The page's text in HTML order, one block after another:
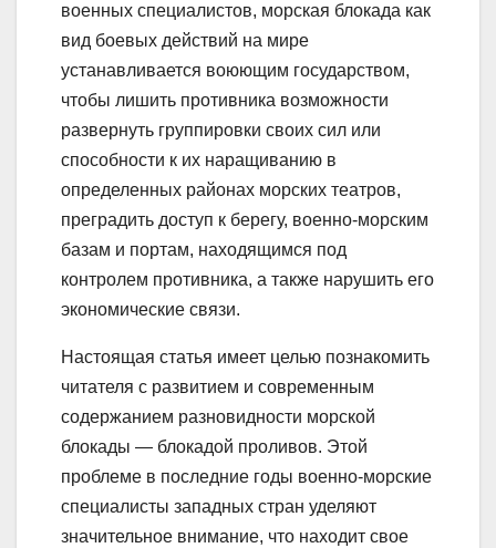
военных специалистов, морская блокада как
вид боевых действий на мире
устанавливается воюющим государством,
чтобы лишить противника возможности
развернуть группировки своих сил или
способности к их наращиванию в
определенных районах морских театров,
преградить доступ к берегу, военно-морским
базам и портам, находящимся под
контролем противника, а также нарушить его
экономические связи.
Настоящая статья имеет целью познакомить
читателя с развитием и современным
содержанием разновидности морской
блокады — блокадой проливов. Этой
проблеме в последние годы военно-морские
специалисты западных стран уделяют
значительное внимание, что находит свое